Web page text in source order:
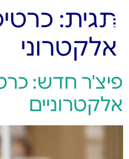
תגית:
אלקטרוני
פיצ'ר חדש:
אלקטרוניים